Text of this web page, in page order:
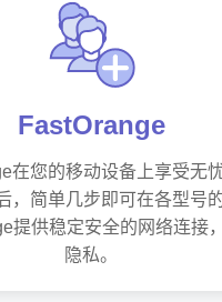
FastOrange
在您的移动设备上享受无
，简单几步即可在各型号
提供稳定安全的网络连接
隐私。